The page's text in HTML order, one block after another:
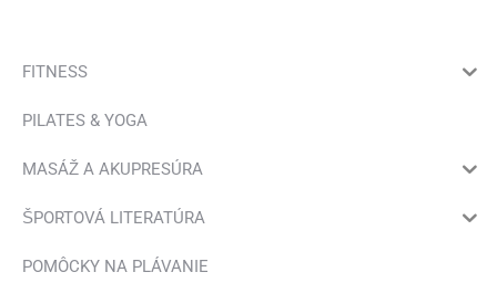
FITNESS
PILATES & YOGA
MASÁŽ A AKUPRESÚRA
ŠPORTOVÁ LITERATÚRA
POMÔCKY NA PLÁVANIE